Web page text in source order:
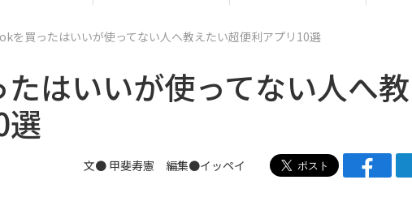
を買ったはいいが使ってない人へ教えたい超便利アプリ10選
はいいが使ってない人へ
選
文● 甲斐寿憲 編集●イッペイ